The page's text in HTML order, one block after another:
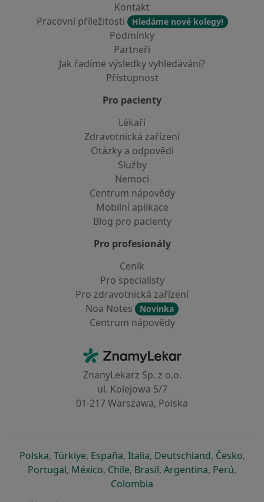
Kontakt
Pracovní příležitosti
Hledáme nové kolegy!
Podmínky
Partneři
Jak řadíme výsledky vyhledávání?
Přístupnost
Pro pacienty
Lékaři
Zdravotnická zařízení
Otázky a odpovědi
Služby
Nemoci
Centrum nápovědy
Mobilní aplikace
Blog pro pacienty
Pro profesionály
Ceník
Pro specialisty
Pro zdravotnická zařízení
Noa Notes
Novinka
Centrum nápovědy
ZnamyLekar - Hlavní stránka
ZnanyLekarz Sp. z o.o.
ul. Kolejowa 5/7
01-217 Warszawa, Polska
Polskase otevře v nové záložce
, Türkiyese otevře v nové záložce
, Españase otevře v nové záložce
, Italiase otevře v nové záložce
, Deutschlandse otevře v
, Českose
,
Portugalse otevře v nové záložce
, Méxicose otevře v nové záložce
, Chilese otevře v nové záložce
, Brasilse otevře v nové
, Argentinase otevře v
, Perúse
,
Colombia